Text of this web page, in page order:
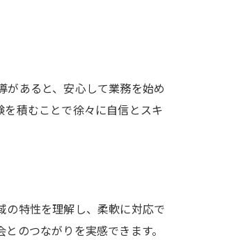
あると、安心して業務を始め
積むことで徐々に自信とスキ
の特性を理解し、柔軟に対応で
のつながりを実感できます。